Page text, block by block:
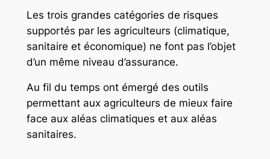
Les trois grandes catégories de risques
supportés par les agriculteurs (climatique,
sanitaire et économique) ne font pas l’objet
d’un même niveau d’assurance.
Au fil du temps ont émergé des outils
permettant aux agriculteurs de mieux faire
face aux aléas climatiques et aux aléas
sanitaires.